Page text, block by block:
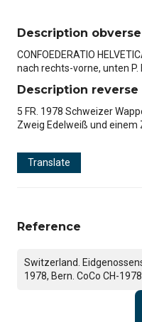
Description obverse
CONFOEDERATIO
nach rechts-vorne, unten P.
Description reverse
5 FR. 1978 Schweizer
Zweig Edelweiß und einem
Translate
Reference
Switzerland.
1978, Bern. CoCo CH-